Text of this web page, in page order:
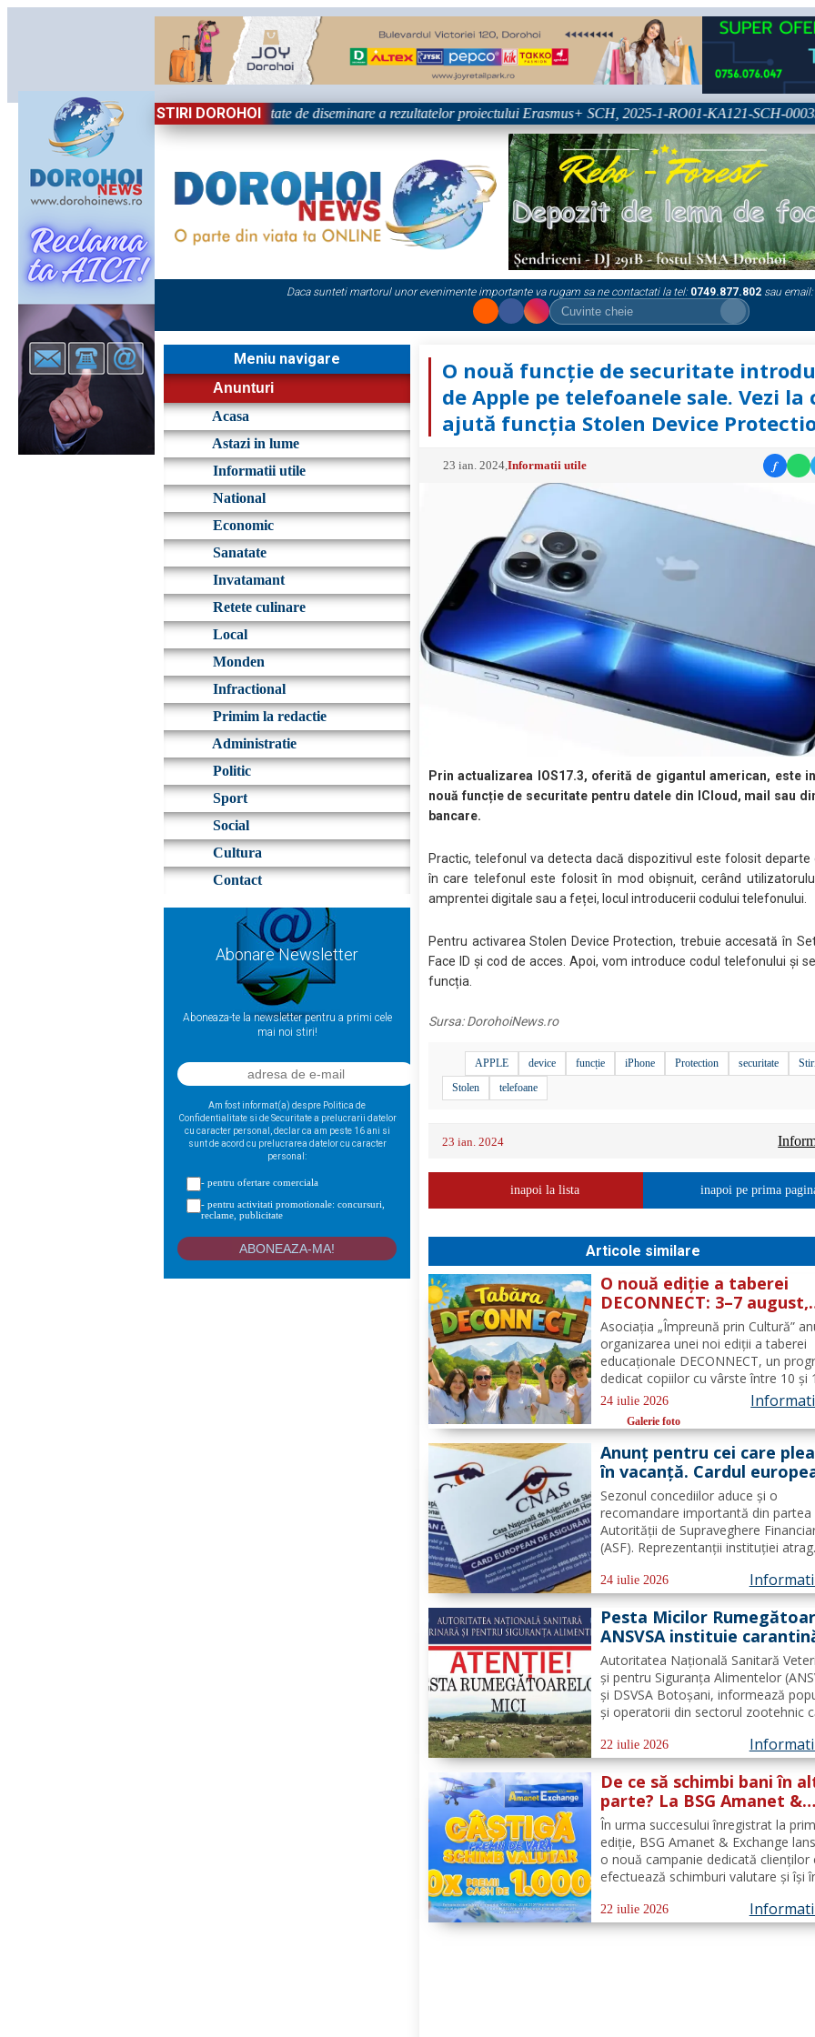
STIRI DOROHOI
„Grigore Ghica” Dorohoi - Activitate de diseminare a rezultatelor proiectului Erasmus+ SCH, 2025-1-RO01-KA121-SCH-000333361
Daca sunteti martorul unor evenimente importante va rugam sa ne contactati la tel: 0749.877.802 sau email:
Meniu navigare
Anunturi
Acasa
Astazi in lume
Informatii utile
National
Economic
Sanatate
Invatamant
Retete culinare
Local
Monden
Infractional
Primim la redactie
Administratie
Politic
Sport
Social
Cultura
Contact
Abonare Newsletter
Aboneaza-te la newsletter pentru a primi cele
mai noi stiri!
Am fost informat(a) despre Politica de
Confidentialitate si de Securitate a prelucrarii datelor
cu caracter personal, declar ca am peste 16 ani si
sunt de acord cu prelucrarea datelor cu caracter
personal:
- pentru ofertare comerciala
- pentru activitati promotionale: concursuri,
reclame, publicitate
O nouă funcție de securitate
de Apple pe telefoanele sale. Vezi la
ajută funcția Stolen Device
23 ian. 2024 ,Informatii utile f
Prin actualizarea IOS17.3, oferită de gigantul american, este
nouă funcție de securitate pentru datele din ICloud, mail sau
bancare.
Practic, telefonul va detecta dacă dispozitivul este folosit departe
în care telefonul este folosit în mod obișnuit, cerând
amprentei digitale sau a feței, locul introducerii codului telefonului.
Pentru activarea Stolen Device Protection, trebuie accesată în
Face ID și cod de acces. Apoi, vom introduce codul telefonului și
funcția.
Sursa:DorohoiNews.ro
APPLE device funcție iPhone Protection securitate
Stolen
telefoane
23 ian. 2024
inapoi la lista inapoi pe prima
Articole similare
O nouă ediție a taberei
DECONNECT: 3–7 august,
Poiana Negrii
Asociația „Împreună prin Cultură”
organizarea unei noi ediții a taberei
educaționale DECONNECT, un
dedicat copiilor cu vârste între 10 și
ani, axat pe dezvoltare personală,
cooperare, activități outdoor și
deconectare totală de la telefon. O
cu sens, nu doar o vacanță!...
24 iulie 2026
Galerie foto
Anunț pentru cei care
în vacanță. Cardul
de sănătate are limite
importante. Greșeala care
poate costa mii de euro
Sezonul concediilor aduce și o
recomandare importantă din partea
Autorității de Supraveghere
(ASF). Reprezentanții instituției atrag
evita costuri uriașe în cazul unor
probleme medicale, al anulării
sau al pierderii bagajelor....
24 iulie 2026
Pesta Micilor
ANSVSA instituie
internă de 30 de zile
ovine și caprine
Autoritatea Națională Sanitară
și pentru Siguranța Alimentelor
și DSVSA Botoșani, informează
și operatorii din sectorul zootehnic
pe întreg teritoriul României.
emisă de Comitetul Național pentru
Situații de...
22 iulie 2026
De ce să schimbi bani în
parte? La BSG Amanet &
Exchange poți câștiga
de euro cash!
În urma succesului înregistrat la
ediție, BSG Amanet & Exchange
o nouă campanie dedicată clienților
efectuează schimburi valutare și își
Operațiunile pot fi realizate în
perioada 20 iulie - 22 august 2026,
22 iulie 2026